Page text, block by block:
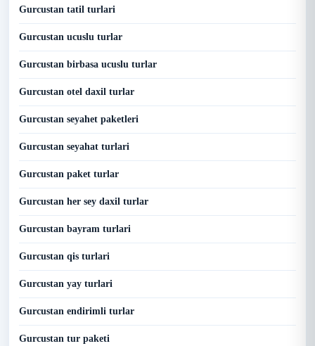
Gurcustan tatil turlari
Gurcustan ucuslu turlar
Gurcustan birbasa ucuslu turlar
Gurcustan otel daxil turlar
Gurcustan seyahet paketleri
Gurcustan seyahat turlari
Gurcustan paket turlar
Gurcustan her sey daxil turlar
Gurcustan bayram turlari
Gurcustan qis turlari
Gurcustan yay turlari
Gurcustan endirimli turlar
Gurcustan tur paketi